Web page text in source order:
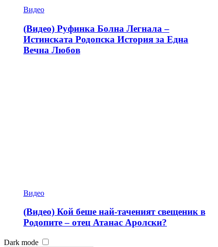
Видео
(Видео) Руфинка Болна Легнала –
Истинската Родопска История за Една
Вечна Любов
Видео
(Видео) Кой беше най-таченият свещеник в
Родопите – отец Атанас Аролски?
Dark mode